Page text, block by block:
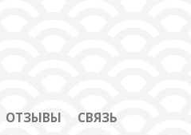
ОТЗЫВЫ СВЯЗЬ